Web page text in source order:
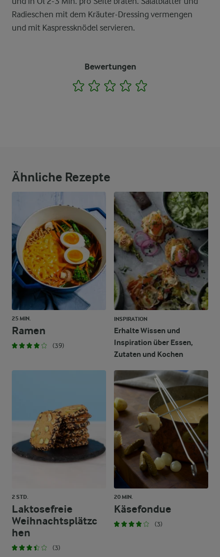
Radieschen mit dem Kräuter-Dressing vermengen
und mit Kaspressknödel servieren.
Bewertungen
1 2 3 4
Ähnliche Rezepte
25 MIN.
Ramen
(39)
INSPIRATION
Erhalte Wissen und
Inspiration über Essen,
Zutaten und Kochen
2 STD.
Laktosefreie
Weihnachtsplätzc
hen
(3)
20 MIN.
Käsefondue
(3)